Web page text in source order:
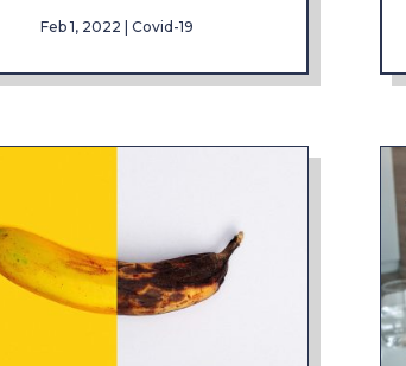
Feb 1, 2022 Covid-19